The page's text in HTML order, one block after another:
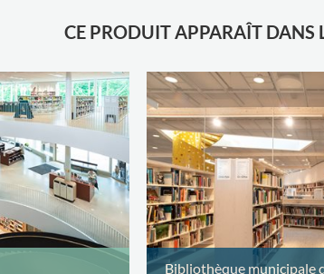
CE PRODUIT APPARAÎT DANS
Bibliothèque municipale